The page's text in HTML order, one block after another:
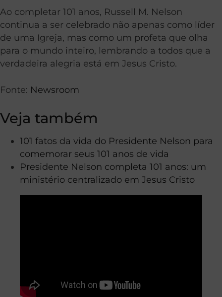
Ao completar 101 anos, Russell M. Nelson
continua a ser celebrado não apenas como líder
de uma Igreja, mas como um profeta que olha
para o mundo inteiro, lembrando a todos que a
verdadeira alegria está em Jesus Cristo.
Fonte: Newsroom
Veja também
101 fatos da vida do Presidente Nelson para
comemorar seus 101 anos de vida
Presidente Nelson completa 101 anos: um
ministério centralizado em Jesus Cristo